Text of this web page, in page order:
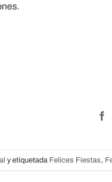
y etiquetada Felices Fiestas,